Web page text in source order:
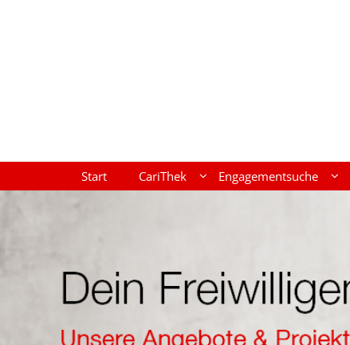
Start CariThek Engagementsuche